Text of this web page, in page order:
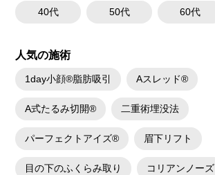
40代 50代 60代
人気の施術
1day小顔®脂肪吸引 Aスレッド®
A式たるみ切開® 二重術埋没法
パーフェクトアイズ® 眉下リフト
目の下のふくらみ取り コリアンノーズ